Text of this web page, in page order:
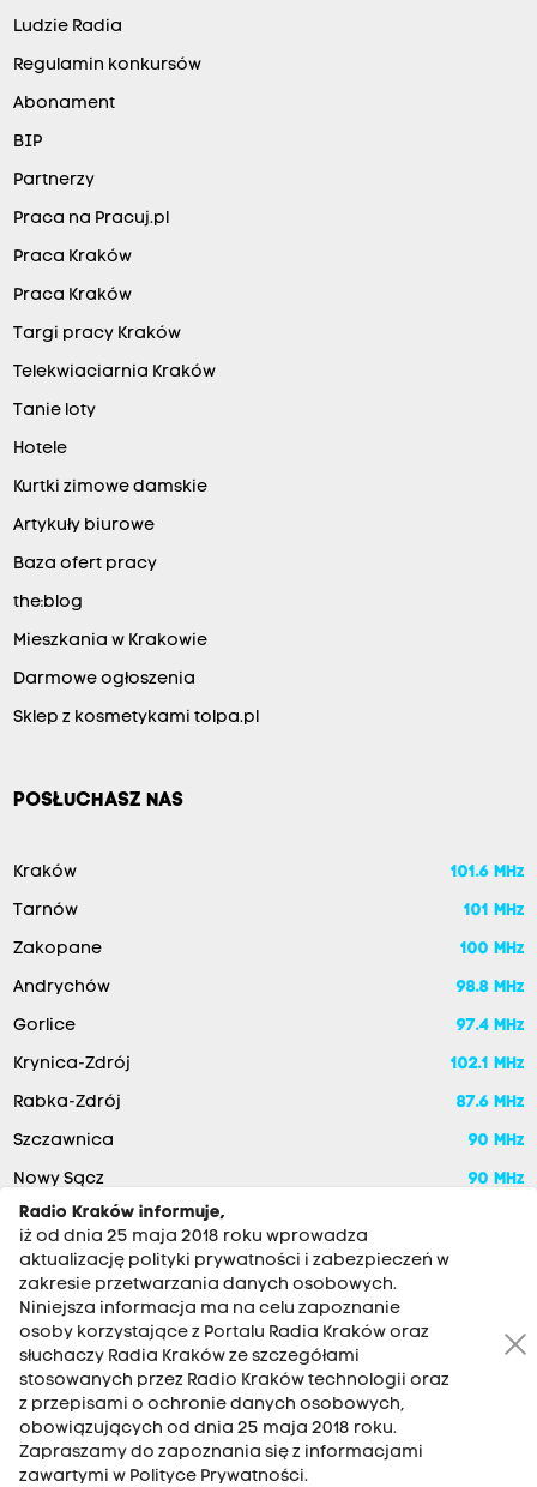
Ludzie Radia
Regulamin konkursów
Abonament
BIP
Partnerzy
Praca na Pracuj.pl
Praca Kraków
Praca Kraków
Targi pracy Kraków
Telekwiaciarnia Kraków
Tanie loty
Hotele
Kurtki zimowe damskie
Artykuły biurowe
Baza ofert pracy
the:blog
Mieszkania w Krakowie
Darmowe ogłoszenia
Sklep z kosmetykami tolpa.pl
POSŁUCHASZ NAS
Kraków 101.6 MHz
Tarnów 101 MHz
Zakopane 100 MHz
Andrychów 98.8 MHz
Gorlice 97.4 MHz
Krynica-Zdrój 102.1 MHz
Rabka-Zdrój 87.6 MHz
Szczawnica 90 MHz
Nowy Sącz 90 MHz
RADIO KRAKÓW SA. Aleja Juliusza Słowackiego 22, 30-007
Kraków
Antena: 12 200 33 33
Radio Kraków informuje,
iż od dnia 25 maja 2018 roku wprowadza
aktualizację polityki prywatności i zabezpieczeń w
zakresie przetwarzania danych osobowych.
Niniejsza informacja ma na celu zapoznanie
osoby korzystające z Portalu Radia Kraków oraz
słuchaczy Radia Kraków ze szczegółami
stosowanych przez Radio Kraków technologii oraz
z przepisami o ochronie danych osobowych,
obowiązujących od dnia 25 maja 2018 roku.
Zapraszamy do zapoznania się z informacjami
zawartymi w Polityce Prywatności.